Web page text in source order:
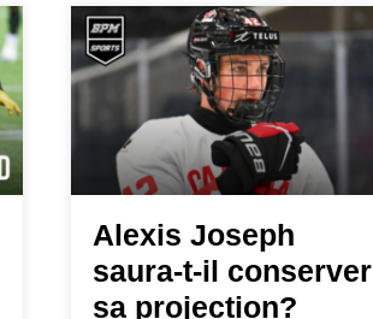
Alexis Joseph
saura-t-il conserver
sa projection?